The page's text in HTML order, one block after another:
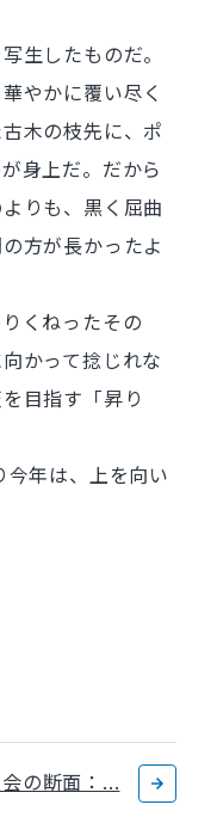
生したものだ。
やかに覆い尽く
木の枝先に、ポ
身上だ。だから
りも、黒く屈曲
方が長かったよ
くねったその
かって捻じれな
目指す「昇り
年は、上を向い
の断面：...